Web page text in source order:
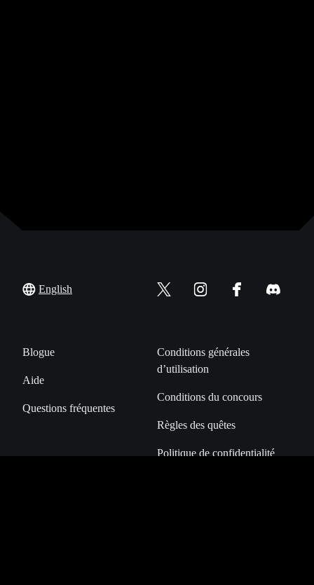
English
Blogue
Aide
Questions fréquentes
Conditions générales
d’utilisation
Conditions du concours
Règles des quêtes
Politique de confidentialité